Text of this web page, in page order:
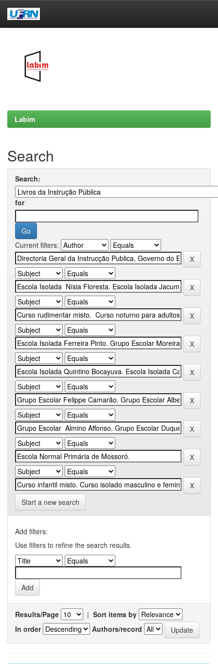
Labim
Search
Search:
for
Current filters:
Start a new search
Add filters:
Use filters to refine the search results.
Results/Page | Sort items by
In order
Authors/record